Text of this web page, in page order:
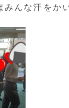
みんな汗をか